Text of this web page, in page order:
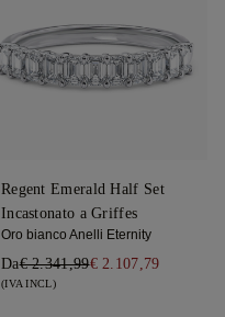
Regent Emerald Half Set
Incastonato a Griffes
Oro bianco Anelli Eternity
Da€ 2.341,99€ 2.107,79
(IVA INCL)